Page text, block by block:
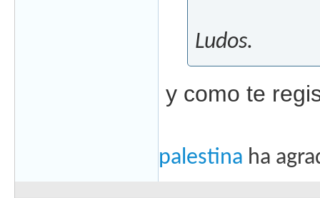
Ludos.
y como te
palestina ha